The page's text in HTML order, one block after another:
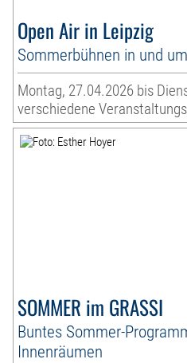
Open Air in Leipzig
Sommerbühnen in und
Montag, 27.04.2026 bis
verschiedene
SOMMER im GRASSI
Buntes Sommer-
Innenräumen